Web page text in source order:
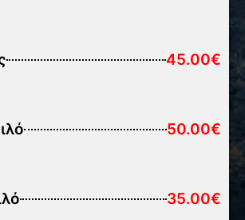
45.00€
50.00€
35.00€